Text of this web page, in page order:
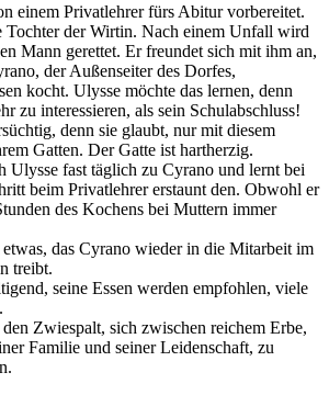
einem Privatlehrer fürs Abitur vorbereitet.
Tochter der Wirtin. Nach einem Unfall wird
Mann gerettet. Er freundet sich mit ihm an,
der Außenseiter des Dorfes,
kocht. Ulysse möchte das lernen, denn
zu interessieren, als sein Schulabschluss!
denn sie glaubt, nur mit diesem
Gatten. Der Gatte ist hartherzig.
Ulysse fast täglich zu Cyrano und lernt bei
beim Privatlehrer erstaunt den. Obwohl er
des Kochens bei Muttern immer
etwas, das Cyrano wieder in die Mitarbeit im
treibt.
seine Essen werden empfohlen, viele
Zwiespalt, sich zwischen reichem Erbe,
Familie und seiner Leidenschaft, zu